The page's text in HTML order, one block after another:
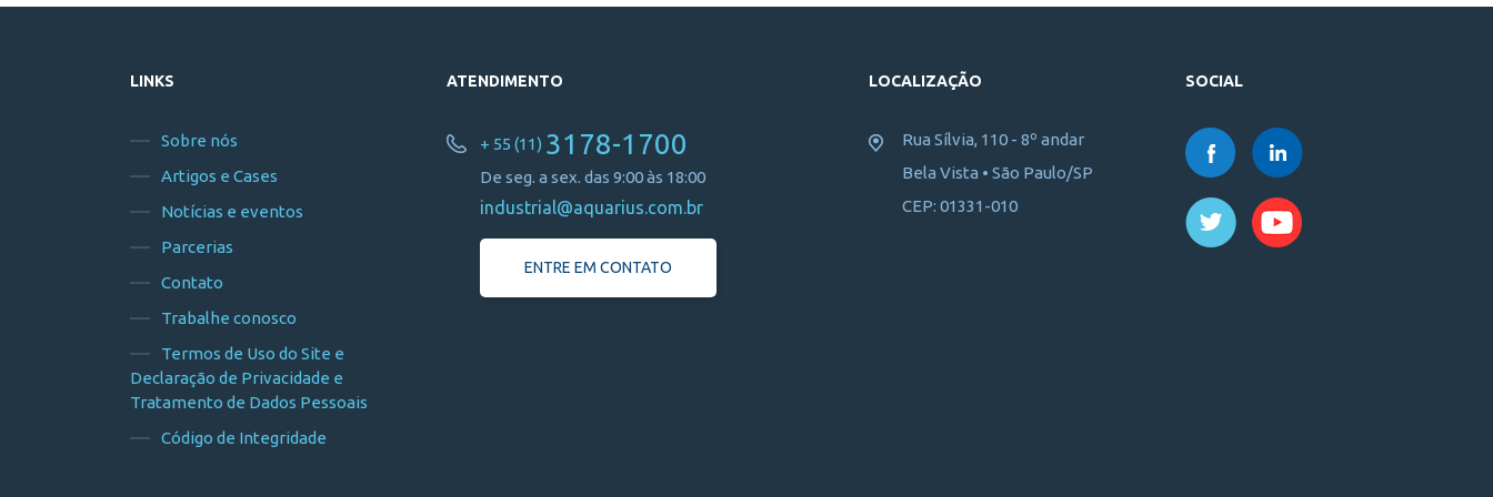
LINKS
Sobre nós
Artigos e Cases
Notícias e eventos
Parcerias
Contato
Trabalhe conosco
Termos de Uso do Site e
Declaração de Privacidade e
Tratamento de Dados Pessoais
Código de Integridade
ATENDIMENTO
+ 55 (11) 3178-1700
De seg. a sex. das 9:00 às 18:00
industrial@aquarius.com.br
ENTRE EM CONTATO
LOCALIZAÇÃO
Rua Sílvia, 110 - 8º andar
Bela Vista • São Paulo/SP
CEP: 01331-010
SOCIAL